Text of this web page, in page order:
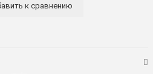
к сравнению